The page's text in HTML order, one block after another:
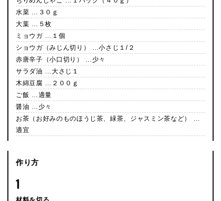
水菜 …３０ｇ
大葉 …５枚
ミョウガ …１個
ショウガ（みじん切り） …小さじ１/２
赤唐辛子（小口切り） …少々
サラダ油 …大さじ１
木綿豆腐 …２００ｇ
ご飯 …適量
醤油 …少々
お茶（お好みのものほうじ茶、緑茶、ジャスミン茶など） …
適宜
作り方
1